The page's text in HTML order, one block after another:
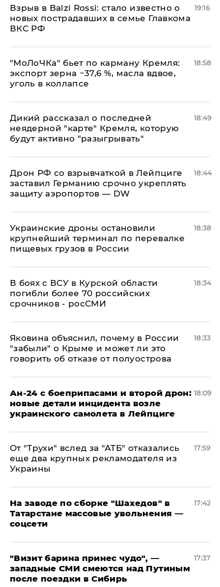
Взрыв в Balzi Rossi: стало известно о
новых пострадавших в семье Главкома
ВКС РФ
19:16
​"МоЛоЧКа" бьет по карману Кремля:
экспорт зерна −37,6 %, масла вдвое,
уголь в коллапсе
18:58
Дикий рассказал о последней
неядерной "карте" Кремля, которую
будут активно "разыгрывать"
18:49
​Дрон РФ со взрывчаткой в Лейпциге
заставил Германию срочно укреплять
защиту аэропортов — DW
18:44
Украинские дроны остановили
крупнейший терминал по перевалке
пищевых грузов в России
18:38
В боях с ВСУ в Курской области
погибли более 70 российских
срочников - росСМИ
18:34
Яковина объяснил, почему в России
"забыли" о Крыме и может ли это
говорить об отказе от полуострова
18:33
Ан-24 с боеприпасами и второй дрон:
новые детали инцидента возле
украинского самолета в Лейпциге
18:09
От "Трухи" вслед за "АТБ" отказались
еще два крупных рекламодателя из
Украины
17:59
На заводе по сборке "Шахедов" в
Татарстане массовые увольнения —
соцсети
17:42
"Визит барина принес чудо", —
западные СМИ смеются над Путиным
после поездки в Сибирь
17:37